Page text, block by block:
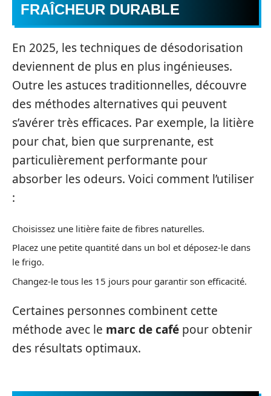
FRAÎCHEUR DURABLE
En 2025, les techniques de désodorisation
deviennent de plus en plus ingénieuses.
Outre les astuces traditionnelles, découvre
des méthodes alternatives qui peuvent
s’avérer très efficaces. Par exemple, la litière
pour chat, bien que surprenante, est
particulièrement performante pour
absorber les odeurs. Voici comment l’utiliser
:
Choisissez une litière faite de fibres naturelles.
Placez une petite quantité dans un bol et déposez-le dans
le frigo.
Changez-le tous les 15 jours pour garantir son efficacité.
Certaines personnes combinent cette
méthode avec le marc de café pour obtenir
des résultats optimaux.